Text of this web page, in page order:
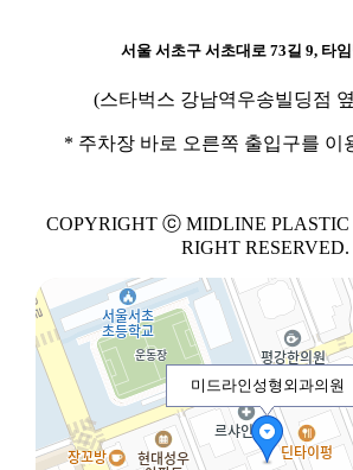
서울 서초구 서초대로 73길 9, 타
(스타벅스 강남역우송빌딩점
* 주차장 바로 오른쪽 출입구를 이
COPYRIGHT ⓒ MIDLINE PLASTIC
RIGHT RESERVED.
미드라인성형외과의원